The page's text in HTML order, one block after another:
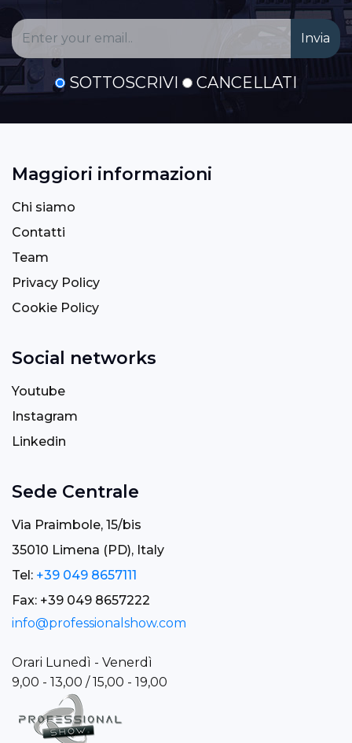
SOTTOSCRIVI CANCELLATI
Maggiori informazioni
Chi siamo
Contatti
Team
Privacy Policy
Cookie Policy
Social networks
Youtube
Instagram
Linkedin
Sede Centrale
Via Praimbole, 15/bis
35010 Limena (PD), Italy
Tel: +39 049 8657111
Fax: +39 049 8657222
info@professionalshow.com
Orari Lunedì - Venerdì
9,00 - 13,00 / 15,00 - 19,00